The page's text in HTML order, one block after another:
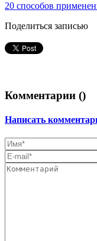
20 способов
Поделиться записью
Комментарии ()
Написать